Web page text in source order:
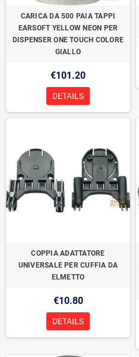
CARICA DA 500 PAIA TAPPI
EARSOFT YELLOW NEON PER
DISPENSER ONE TOUCH COLORE
GIALLO
€101.20
DETAILS
COPPIA ADATTATORE
UNIVERSALE PER CUFFIA DA
ELMETTO
€10.80
DETAILS